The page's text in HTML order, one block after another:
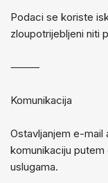
Podaci se koriste
zloupotrijebljeni niti
⸻
Komunikacija
Ostavljanjem e-mail
komunikaciju
uslugama.